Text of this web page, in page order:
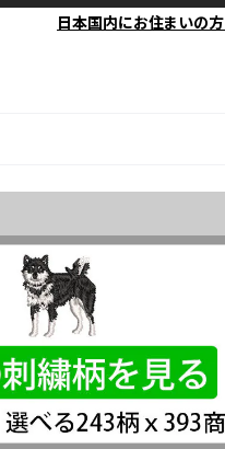
日本国内にお住まいの